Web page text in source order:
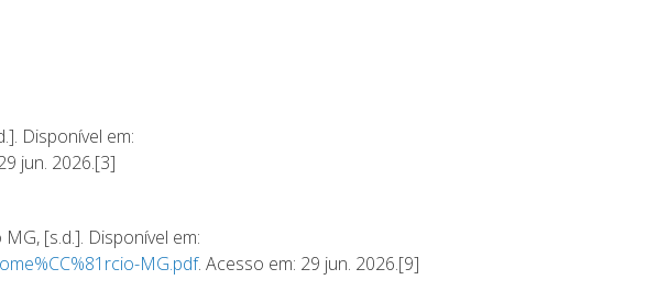
Disponível em:
jun. 2026.[3]
[s.d.]. Disponível em:
MG.pdf. Acesso em: 29 jun. 2026.[9]